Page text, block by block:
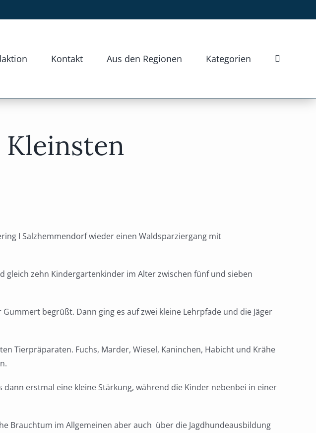
Kontakt Aus den Regionen Kategorien
I Salzhemmendorf wieder einen Waldsparziergang mit
zehn Kindergartenkinder im Alter zwischen fünf und sieben
begrüßt. Dann ging es auf zwei kleine Lehrpfade und die Jäger
Tierpräparaten. Fuchs, Marder, Wiesel, Kaninchen, Habicht und Krähe
erstmal eine kleine Stärkung, während die Kinder nebenbei in einer
Brauchtum im Allgemeinen aber auch über die Jagdhundeausbildung